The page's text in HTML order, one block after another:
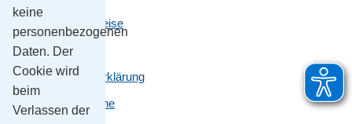
keine
personenbezogenen
Daten. Der
Cookie wird
beim
Verlassen der
Kontakt & Anreise
Impressum
Datenschutzerklärung
Leichte Sprache